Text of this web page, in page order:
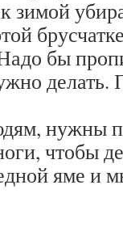
зимой
бы
делать.
нужны
чтобы
яме и